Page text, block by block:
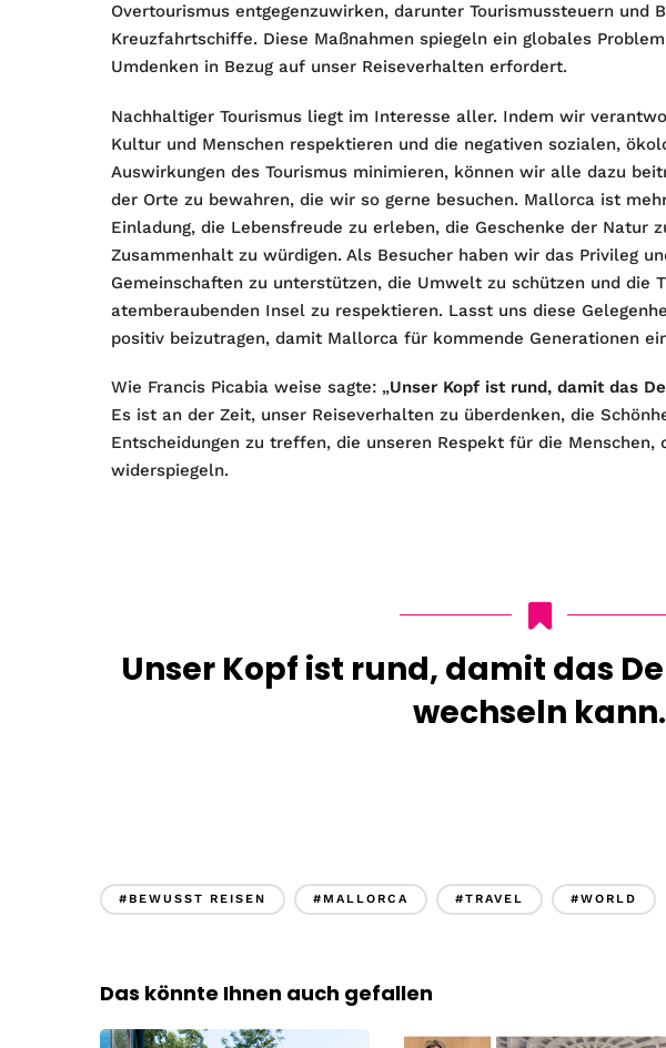
Overtourismus entgegenzuwirken, darunter Tourismussteuern und
Kreuzfahrtschiffe. Diese Maßnahmen spiegeln ein globales
Umdenken in Bezug auf unser Reiseverhalten erfordert.
Nachhaltiger Tourismus liegt im Interesse aller. Indem wir
Kultur und Menschen respektieren und die negativen sozialen,
Auswirkungen des Tourismus minimieren, können wir alle dazu
der Orte zu bewahren, die wir so gerne besuchen. Mallorca ist
Einladung, die Lebensfreude zu erleben, die Geschenke der Natur
Zusammenhalt zu würdigen. Als Besucher haben wir das Privileg
Gemeinschaften zu unterstützen, die Umwelt zu schützen und die
atemberaubenden Insel zu respektieren. Lasst uns diese
positiv beizutragen, damit Mallorca für kommende Generationen
Wie Francis Picabia weise sagte: „Unser Kopf ist rund, damit das
Es ist an der Zeit, unser Reiseverhalten zu überdenken, die
Entscheidungen zu treffen, die unseren Respekt für die
widerspiegeln.
Unser Kopf ist rund, damit das
wechseln kann.
#BEWUSST REISEN #MALLORCA #TRAVEL #WORLD
Das könnte Ihnen auch gefallen